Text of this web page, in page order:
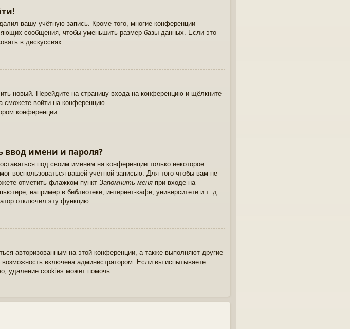
вашу учётную запись. Кроме того, многие конференции
сообщения, чтобы уменьшить размер базы данных. Если это
в дискуссиях.
новый. Перейдите на страницу входа на конференцию и щёлкните
сможете войти на конференцию.
конференции.
ввод имени и пароля?
под своим именем на конференции только некоторое
воспользоваться вашей учётной записью. Для того чтобы вам не
отметить флажком пункт Запомнить меня при входе на
например в библиотеке, интернет-кафе, университете и т. д.
отключил эту функцию.
авторизованным на этой конференции, а также выполняют другие
включена администратором. Если вы испытываете
удаление cookies может помочь.